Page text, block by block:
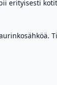
erityisesti